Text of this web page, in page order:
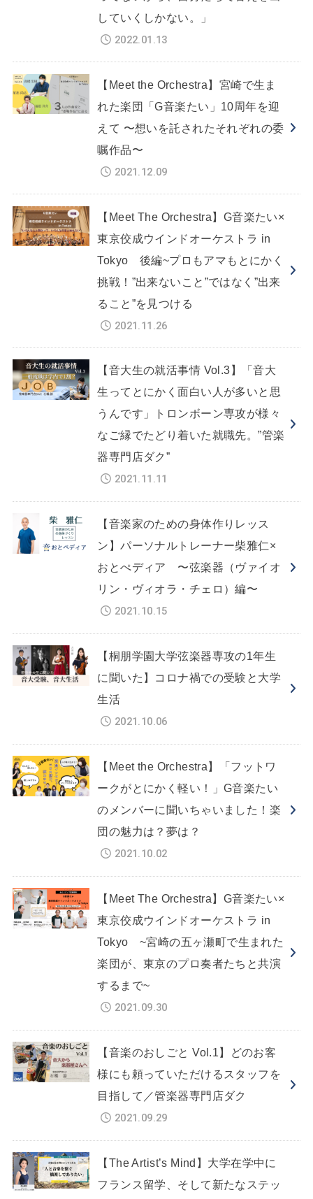
していくしかない。」
2022.01.13
【Meet the Orchestra】宮崎で生ま
れた楽団「G音楽たい」10周年を迎
えて 〜想いを託されたそれぞれの委
嘱作品〜
2021.12.09
【Meet The Orchestra】G音楽たい×
東京佼成ウインドオーケストラ in
Tokyo 後編~プロもアマもとにかく
挑戦！”出来ないこと”ではなく”出来
ること”を見つける
2021.11.26
【音大生の就活事情 Vol.3】「音大
生ってとにかく面白い人が多いと思
うんです」トロンボーン専攻が様々
なご縁でたどり着いた就職先。”管楽
器専門店ダク”
2021.11.11
【音楽家のための身体作りレッス
ン】パーソナルトレーナー柴雅仁×
おとぺディア 〜弦楽器（ヴァイオ
リン・ヴィオラ・チェロ）編〜
2021.10.15
【桐朋学園大学弦楽器専攻の1年生
に聞いた】コロナ禍での受験と大学
生活
2021.10.06
【Meet the Orchestra】「フットワ
ークがとにかく軽い！」G音楽たい
のメンバーに聞いちゃいました！楽
団の魅力は？夢は？
2021.10.02
【Meet The Orchestra】G音楽たい×
東京佼成ウインドオーケストラ in
Tokyo ~宮崎の五ヶ瀬町で生まれた
楽団が、東京のプロ奏者たちと共演
するまで~
2021.09.30
【音楽のおしごと Vol.1】どのお客
様にも頼っていただけるスタッフを
目指して／管楽器専門店ダク
2021.09.29
【The Artist’s Mind】大学在学中に
フランス留学、そして新たなステッ